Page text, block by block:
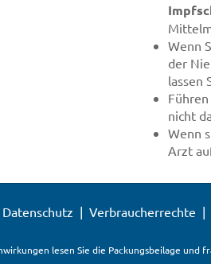
Wenn
der
lassen
nicht
Wenn
Arzt
Datenschutz Verbraucherrechte
lesen Sie die Packungsbeilage